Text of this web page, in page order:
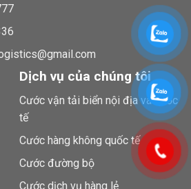
Dịch vụ của chúng tôi
Cước vận tải biển nội địa và quốc
tế
Cước hàng không quốc tế
Cước đường bộ
Cước dịch vụ hàng lẻ